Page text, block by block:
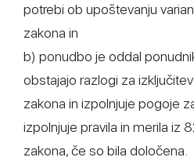
potrebi ob upoštevanju
zakona in
b) ponudbo je oddal
obstajajo razlogi za
zakona in izpolnjuje pogoje
izpolnjuje pravila in merila iz
zakona, če so bila določena.